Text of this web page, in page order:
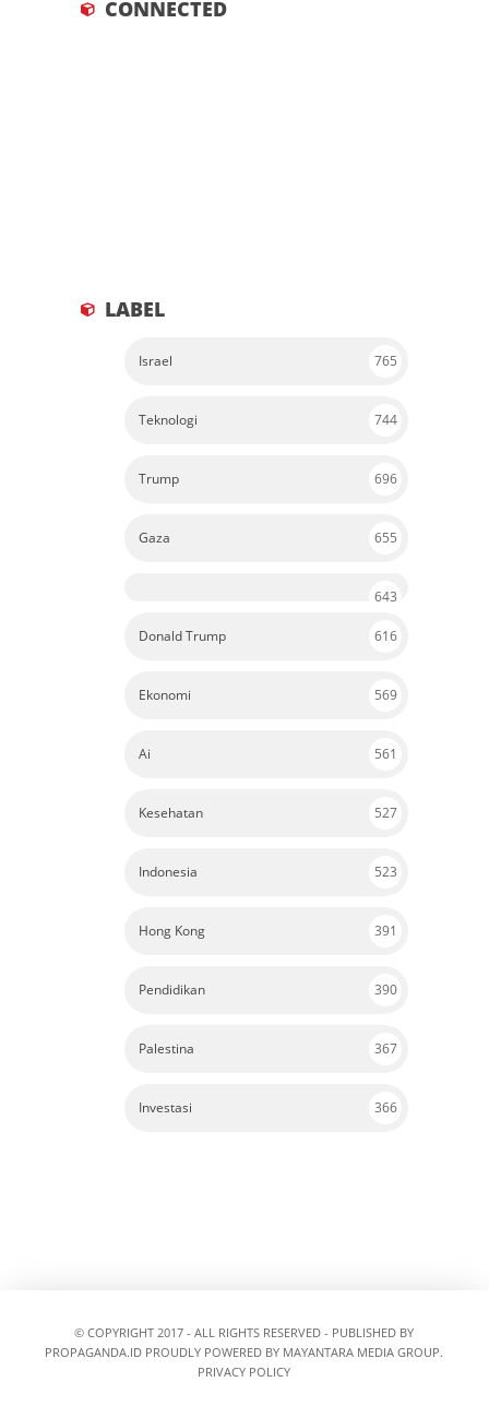
CONNECTED
LABEL
Israel 765
Teknologi 744
Trump 696
Gaza 655
643
Donald Trump 616
Ekonomi 569
Ai 561
Kesehatan 527
Indonesia 523
Hong Kong 391
Pendidikan 390
Palestina 367
Investasi 366
© COPYRIGHT 2017 - ALL RIGHTS RESERVED - PUBLISHED BY
PROPAGANDA.ID PROUDLY POWERED BY MAYANTARA MEDIA GROUP.
PRIVACY POLICY